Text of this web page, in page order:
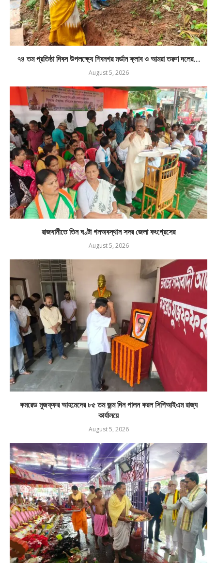
৭৪ তম প্রতিষ্ঠা দিবস উপলক্ষ্যে শিবনগর মর্ডান ক্লাব ও আমরা তরুণ দলের...
August 5, 2026
রাজধানীতে তিন ঘণ্টা গনঅবস্থান সদর জেলা কংগ্রেসের
August 5, 2026
কমরেড মুজফ্ফর আহমেদের ৮৫ তম জন্ম দিন পালন করল সিপিআইএম রাজ্য
কার্যালয়ে
August 5, 2026